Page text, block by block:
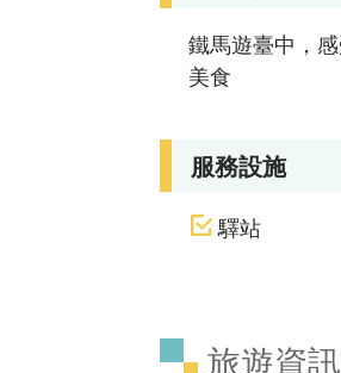
鐵馬遊臺中，
美食
服務設施
驛站
旅遊資訊